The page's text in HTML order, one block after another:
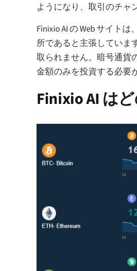
ようになり、取引のチャ
Finixio AI の Web サイト
所であると主張していま
取られません。暗号通貨
金額のみを投資する必要
Finixio AI は